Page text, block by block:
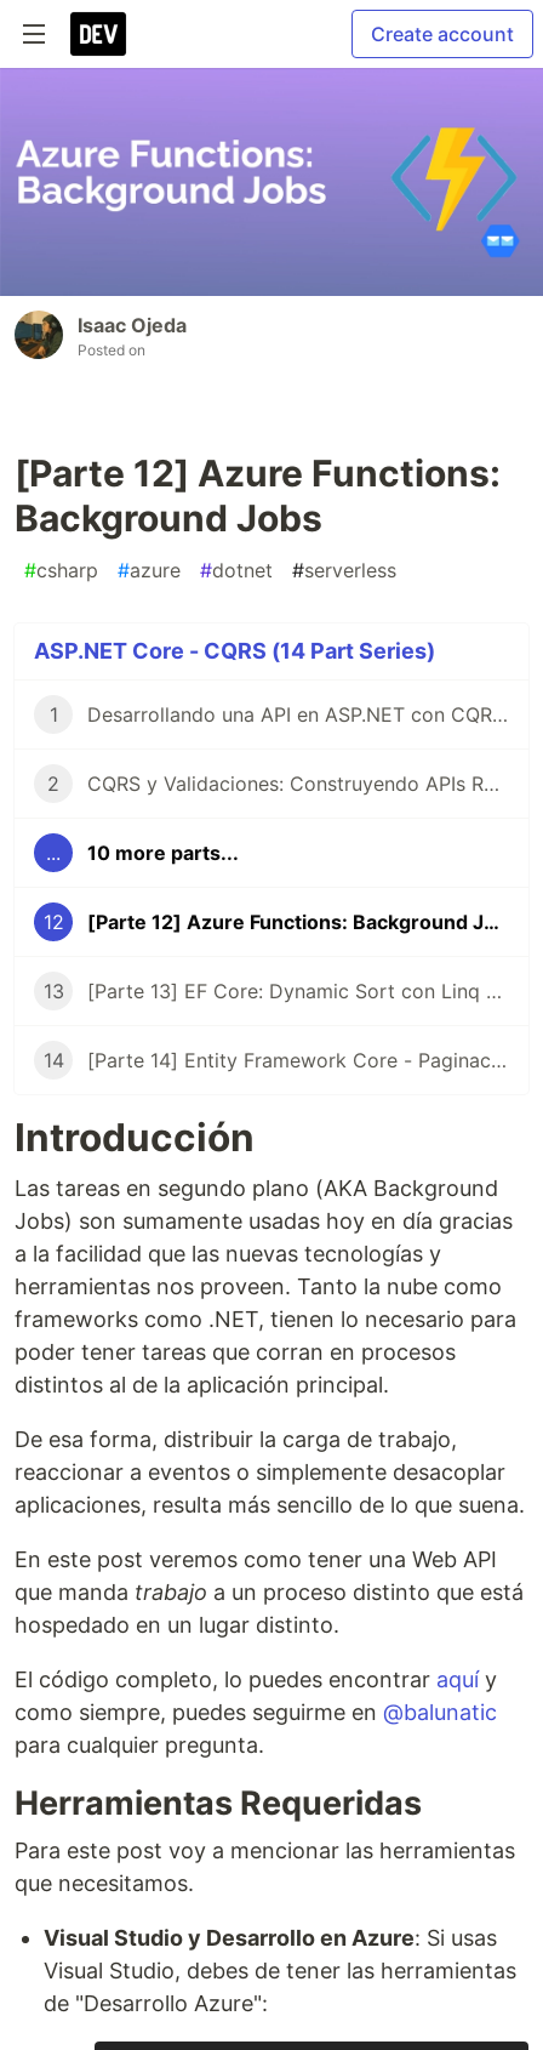
Create account
Isaac Ojeda
Posted on
[Parte 12] Azure Functions:
Background Jobs
#csharp #azure #dotnet #serverless
ASP.NET Core - CQRS (14 Part Series)
1 Desarrollando una API en ASP.NET con CQRS y MediatR: Parte 1
2 CQRS y Validaciones: Construyendo APIs Robustas con MediatR y FluentValidation (Parte 2)
... 10 more parts...
12 [Parte 12] Azure Functions: Background Jobs
13 [Parte 13] EF Core: Dynamic Sort con Linq Expressions
14 [Parte 14] Entity Framework Core - Paginación
Introducción
Las tareas en segundo plano (AKA Background
Jobs) son sumamente usadas hoy en día gracias
a la facilidad que las nuevas tecnologías y
herramientas nos proveen. Tanto la nube como
frameworks como .NET, tienen lo necesario para
poder tener tareas que corran en procesos
distintos al de la aplicación principal.
De esa forma, distribuir la carga de trabajo,
reaccionar a eventos o simplemente desacoplar
aplicaciones, resulta más sencillo de lo que suena.
En este post veremos como tener una Web API
que manda trabajo a un proceso distinto que está
hospedado en un lugar distinto.
El código completo, lo puedes encontrar aquíy
como siempre, puedes seguirme en @balunatic
para cualquier pregunta.
Herramientas Requeridas
Para este post voy a mencionar las herramientas
que necesitamos.
Visual Studio y Desarrollo en Azure: Si usas
Visual Studio, debes de tener las herramientas
de "Desarrollo Azure":